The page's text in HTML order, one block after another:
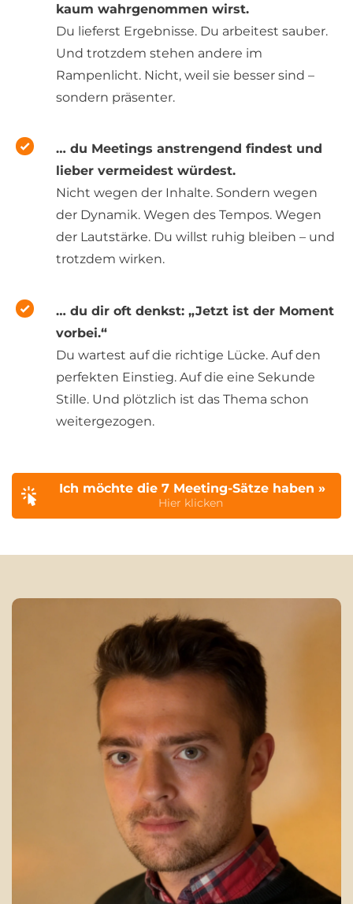
kaum wahrgenommen wirst.
Du lieferst Ergebnisse. Du arbeitest sauber.
Und trotzdem stehen andere im
Rampenlicht. Nicht, weil sie besser sind –
sondern präsenter.
… du Meetings anstrengend findest und
lieber vermeidest würdest.
Nicht wegen der Inhalte. Sondern wegen
der Dynamik. Wegen des Tempos. Wegen
der Lautstärke. Du willst ruhig bleiben – und
trotzdem wirken.
… du dir oft denkst: „Jetzt ist der Moment
vorbei.“
Du wartest auf die richtige Lücke. Auf den
perfekten Einstieg. Auf die eine Sekunde
Stille. Und plötzlich ist das Thema schon
weitergezogen.
Ich möchte die 7 Meeting-Sätze haben »
Hier klicken